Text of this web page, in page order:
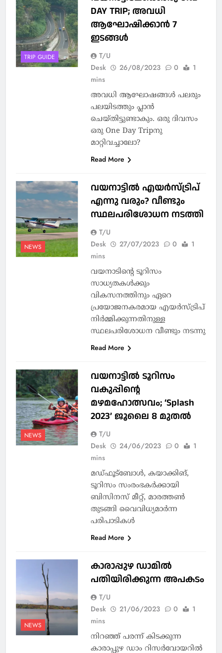
TRIP GUIDE
DAY TRIP; അവധി
ആഘോഷിക്കാൻ 7
ഇടങ്ങൾ
T/U
Desk
26/08/2023 0
1
mins
അവധി ആഘോഷങ്ങൾ പലരും
പലയിടത്തും പ്ലാൻ
ചെയ്തിട്ടുണ്ടാകും. ഒരു ദിവസം
ഒരു One Day Tripനു
മാറ്റിവച്ചാലോ?
Read More
NEWS
വയനാട്ടില്‍ എയര്‍സ്ട്രിപ്
എന്നു വരും? വീണ്ടും
സ്ഥലപരിശോധന നടത്തി
T/U
Desk
27/07/2023 0
1
mins
വയനാടിന്റെ ടൂറിസം
സാധ്യതകള്‍ക്കും
വികസനത്തിനും ഏറെ
പ്രയോജനകരമായ എയര്‍സ്ട്രിപ്
നിര്‍മ്മിക്കുന്നതിനുള്ള
സ്ഥലപരിശോധന വീണ്ടും നടന്നു
Read More
NEWS
വയനാട്ടിൽ ടൂറിസം
വകുപ്പിന്റെ
മഴമഹോത്സവം; ‘Splash
2023’ ജൂലൈ 8 മുതൽ
T/U
Desk
24/06/2023 0
1
mins
മഡ്ഫൂട്ബോൾ, കയാക്കിങ്,
ടൂറിസം സംരംഭകർക്കായി
ബിസിനസ് മീറ്റ്, മാരത്തൺ
തുടങ്ങി വൈവിധ്യമാർന്ന
പരിപാടികൾ
Read More
NEWS
കാരാപ്പുഴ ഡാമിൽ
പതിയിരിക്കുന്ന അപകടം
T/U
Desk
21/06/2023 0
1
mins
നിറഞ്ഞ് പരന്ന് കിടക്കുന്ന
കാരാപ്പുഴ ഡാം റിസർവോയറിൽ